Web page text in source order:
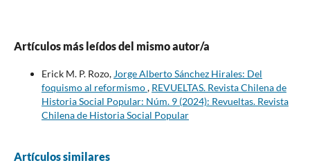
Artículos más leídos del mismo autor/a
Erick M. P. Rozo, Jorge Alberto Sánchez Hirales: Del
foquismo al reformismo, REVUELTAS. Revista Chilena de
Historia Social Popular: Núm. 9 (2024): Revueltas. Revista
Chilena de Historia Social Popular
Artículos similares